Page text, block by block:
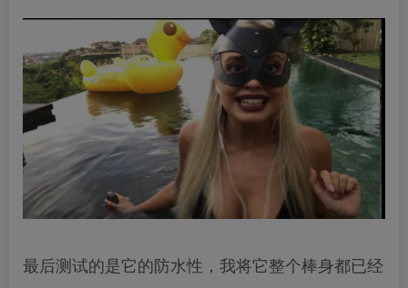
最后测试的是它的防水性，我将它整个棒身都已经